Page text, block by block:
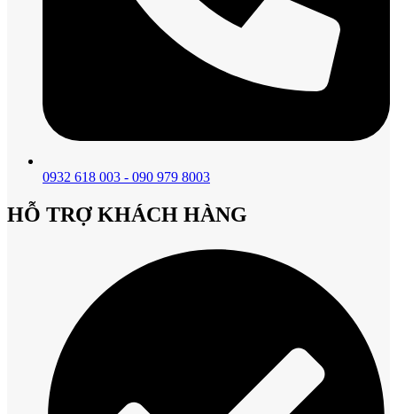
0932 618 003 - 090 979 8003
HỖ TRỢ KHÁCH HÀNG